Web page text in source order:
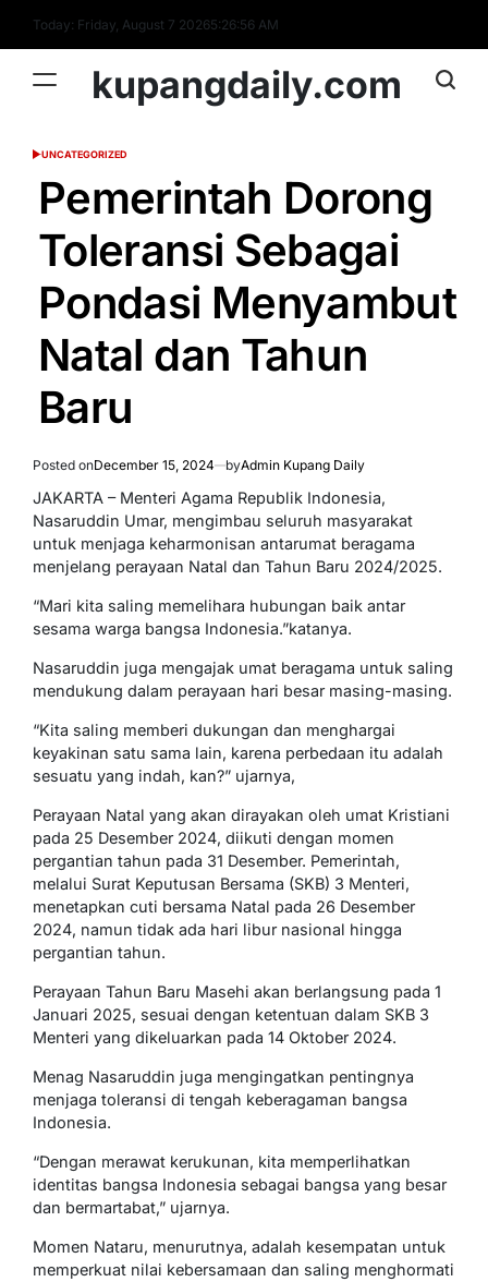
content
Today: Friday, August 7 20265:26:57 AM
kupangdaily.com
POSTED
UNCATEGORIZED
Pemerintah Dorong
Toleransi Sebagai
Pondasi Menyambut
Natal dan Tahun
Baru
Posted onDecember 15, 2024 byAdmin Kupang Daily
JAKARTA – Menteri Agama Republik Indonesia,
Nasaruddin Umar, mengimbau seluruh masyarakat
untuk menjaga keharmonisan antarumat beragama
menjelang perayaan Natal dan Tahun Baru 2024/2025.
“Mari kita saling memelihara hubungan baik antar
sesama warga bangsa Indonesia.”katanya.
Nasaruddin juga mengajak umat beragama untuk saling
mendukung dalam perayaan hari besar masing-masing.
“Kita saling memberi dukungan dan menghargai
keyakinan satu sama lain, karena perbedaan itu adalah
sesuatu yang indah, kan?” ujarnya,
Perayaan Natal yang akan dirayakan oleh umat Kristiani
pada 25 Desember 2024, diikuti dengan momen
pergantian tahun pada 31 Desember. Pemerintah,
melalui Surat Keputusan Bersama (SKB) 3 Menteri,
menetapkan cuti bersama Natal pada 26 Desember
2024, namun tidak ada hari libur nasional hingga
pergantian tahun.
Perayaan Tahun Baru Masehi akan berlangsung pada 1
Januari 2025, sesuai dengan ketentuan dalam SKB 3
Menteri yang dikeluarkan pada 14 Oktober 2024.
Menag Nasaruddin juga mengingatkan pentingnya
menjaga toleransi di tengah keberagaman bangsa
Indonesia.
“Dengan merawat kerukunan, kita memperlihatkan
identitas bangsa Indonesia sebagai bangsa yang besar
dan bermartabat,” ujarnya.
Momen Nataru, menurutnya, adalah kesempatan untuk
memperkuat nilai kebersamaan dan saling menghormati